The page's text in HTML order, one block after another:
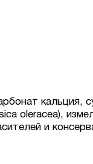
кальция,
oleracea),
и